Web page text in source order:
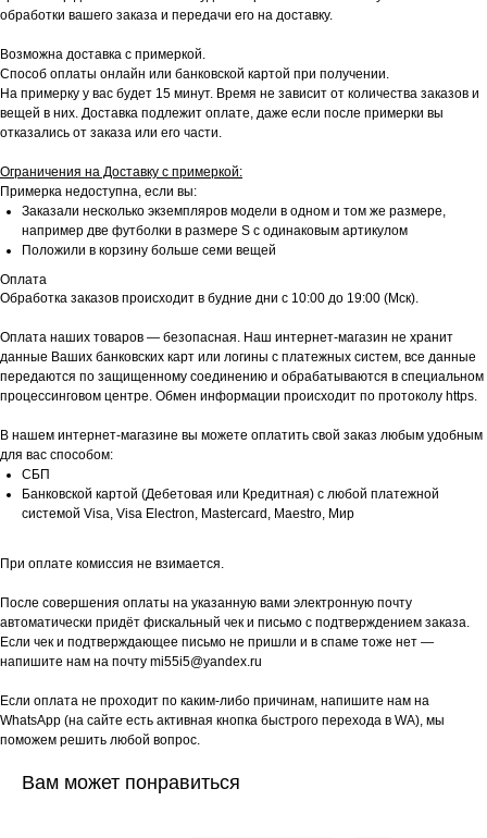
обработки вашего заказа и передачи его на доставку.
Возможна доставка с примеркой.
Способ оплаты онлайн или банковской картой при получении.
На примерку у вас будет 15 минут. Время не зависит от количества заказов и
вещей в них. Доставка подлежит оплате, даже если после примерки вы
отказались от заказа или его части.
Ограничения на Доставку с примеркой:
Примерка недоступна, если вы:
Заказали несколько экземпляров модели в одном и том же размере,
например две футболки в размере S с одинаковым артикулом
Положили в корзину больше семи вещей
Оплата
Обработка заказов происходит в будние дни с 10:00 до 19:00 (Мск).
Оплата наших товаров — безопасная. Наш интернет-магазин не хранит
данные Ваших банковских карт или логины с платежных систем, все данные
передаются по защищенному соединению и обрабатываются в специальном
процессинговом центре. Обмен информации происходит по протоколу https.
В нашем интернет-магазине вы можете оплатить свой заказ любым удобным
для вас способом:
СБП
Банковской картой (Дебетовая или Кредитная) с любой платежной
системой Visa, Visa Electron, Mastercard, Maestro, Мир
При оплате комиссия не взимается.
После совершения оплаты на указанную вами электронную почту
автоматически придёт фискальный чек и письмо с подтверждением заказа.
Если чек и подтверждающее письмо не пришли и в спаме тоже нет —
напишите нам на почту mi55i5@yandex.ru
Если оплата не проходит по каким-либо причинам, напишите нам на
WhatsApp (на сайте есть активная кнопка быстрого перехода в WA), мы
поможем решить любой вопрос.
Вам может понравиться